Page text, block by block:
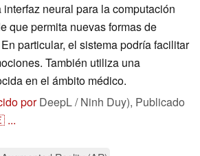
neural para la computación
que permita nuevas formas de
particular, el sistema podría facilitar
También utiliza una
en el ámbito médico.
porDeepL / Ninh Duy), Publicado
...